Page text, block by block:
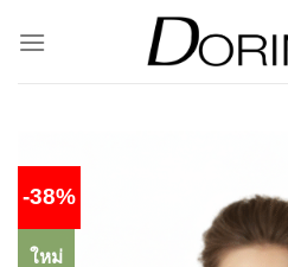
-38%
ใหม่